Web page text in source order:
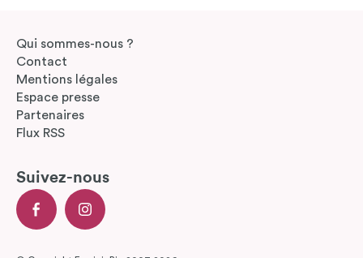
Qui sommes-nous ?
Contact
Mentions légales
Espace presse
Partenaires
Flux RSS
Suivez-nous